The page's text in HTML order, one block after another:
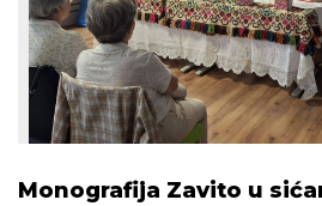
Monografija Zavito u